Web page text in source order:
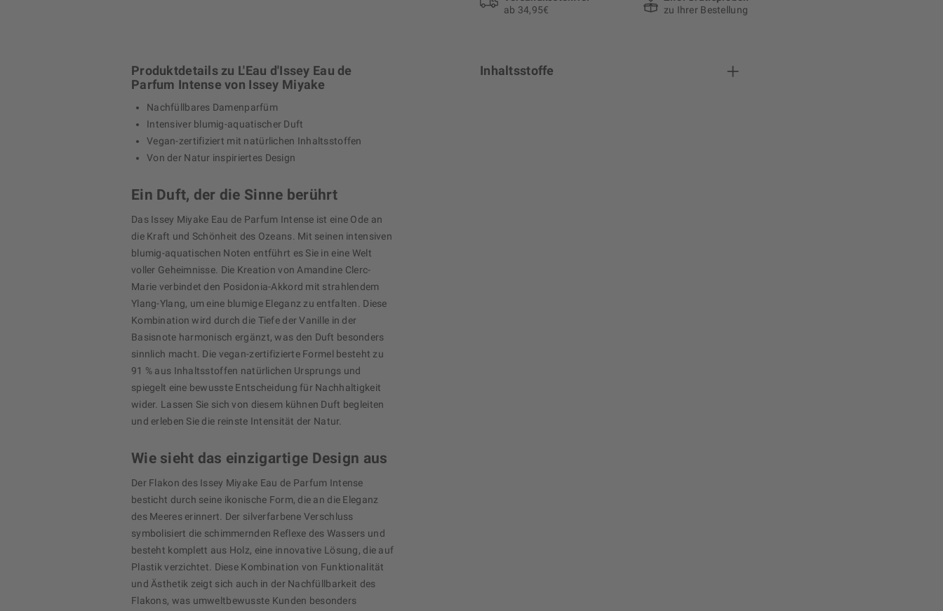
ab 34,95€
zu Ihrer Bestellung
Produktdetails zu L'Eau d'Issey Eau de
Parfum Intense von Issey Miyake
Nachfüllbares Damenparfüm
Intensiver blumig-aquatischer Duft
Vegan-zertifiziert mit natürlichen Inhaltsstoffen
Von der Natur inspiriertes Design
Ein Duft, der die Sinne berührt
Das Issey Miyake Eau de Parfum Intense ist eine Ode an
die Kraft und Schönheit des Ozeans. Mit seinen intensiven
blumig-aquatischen Noten entführt es Sie in eine Welt
voller Geheimnisse. Die Kreation von Amandine Clerc-
Marie verbindet den Posidonia-Akkord mit strahlendem
Ylang-Ylang, um eine blumige Eleganz zu entfalten. Diese
Kombination wird durch die Tiefe der Vanille in der
Basisnote harmonisch ergänzt, was den Duft besonders
sinnlich macht. Die vegan-zertifizierte Formel besteht zu
91 % aus Inhaltsstoffen natürlichen Ursprungs und
spiegelt eine bewusste Entscheidung für Nachhaltigkeit
wider. Lassen Sie sich von diesem kühnen Duft begleiten
und erleben Sie die reinste Intensität der Natur.
Wie sieht das einzigartige Design aus
Der Flakon des Issey Miyake Eau de Parfum Intense
besticht durch seine ikonische Form, die an die Eleganz
des Meeres erinnert. Der silverfarbene Verschluss
symbolisiert die schimmernden Reflexe des Wassers und
besteht komplett aus Holz, eine innovative Lösung, die auf
Plastik verzichtet. Diese Kombination von Funktionalität
und Ästhetik zeigt sich auch in der Nachfüllbarkeit des
Flakons, was umweltbewusste Kunden besonders
Inhaltsstoffe